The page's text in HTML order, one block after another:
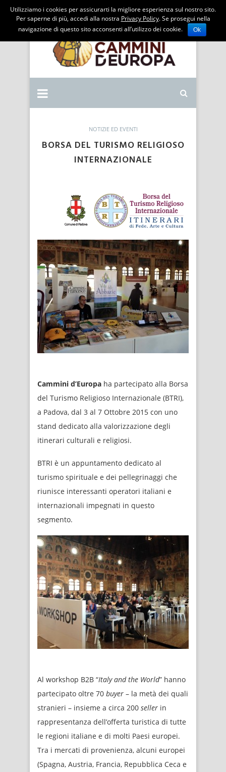
NOTIZIE ED EVENTI
BORSA DEL TURISMO RELIGIOSO
INTERNAZIONALE
Cammini d’Europa ha partecipato alla Borsa
del Turismo Religioso Internazionale (BTRI),
a Padova, dal 3 al 7 Ottobre 2015 con uno
stand dedicato alla valorizzazione degli
itinerari culturali e religiosi.
BTRI è un appuntamento dedicato al
turismo spirituale e dei pellegrinaggi che
riunisce interessanti operatori italiani e
internazionali impegnati in questo
segmento.
Al workshop B2B “Italy and the World” hanno
partecipato oltre 70 buyer – la metà dei quali
stranieri – insieme a circa 200 seller in
rappresentanza dell’offerta turistica di tutte
le regioni italiane e di molti Paesi europei.
Tra i mercati di provenienza, alcuni europei
(Spagna, Austria, Francia, Repubblica Ceca e
Utilizziamo i cookies per assicurarti la migliore esperienza sul nostro sito.
Per saperne di più, accedi alla nostra Privacy Policy. Se prosegui nella
navigazione di questo sito acconsenti all’utilizzo dei cookie.
Ok